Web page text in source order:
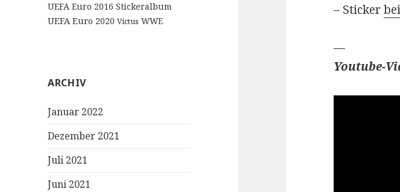
UEFA Euro 2016 Stickeralbum
UEFA Euro 2020 Victus WWE
ARCHIV
Januar 2022
Dezember 2021
Juli 2021
Juni 2021
– Sticker
—
Youtube-